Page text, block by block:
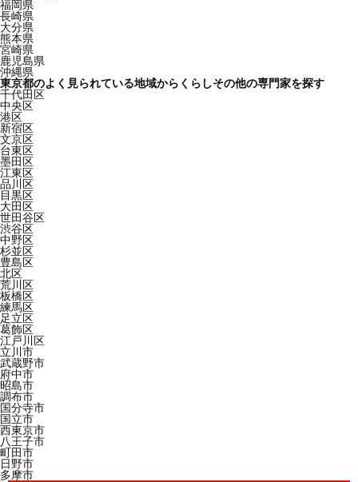
福岡県
長崎県
大分県
熊本県
宮崎県
鹿児島県
沖縄県
東京都のよく見られている地域からくらしその他の専門家を探す
千代田区
中央区
港区
新宿区
文京区
台東区
墨田区
江東区
品川区
目黒区
大田区
世田谷区
渋谷区
中野区
杉並区
豊島区
北区
荒川区
板橋区
練馬区
足立区
葛飾区
江戸川区
立川市
武蔵野市
府中市
昭島市
調布市
国分寺市
国立市
西東京市
八王子市
町田市
日野市
多摩市